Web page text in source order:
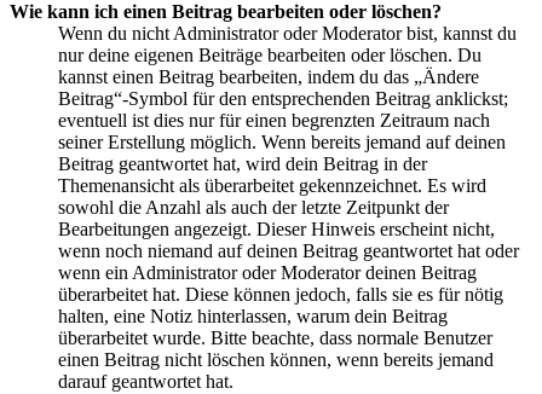
Wie kann ich einen Beitrag bearbeiten oder löschen?
Wenn du nicht Administrator oder Moderator bist, kannst du
nur deine eigenen Beiträge bearbeiten oder löschen. Du
kannst einen Beitrag bearbeiten, indem du das „Ändere
Beitrag“-Symbol für den entsprechenden Beitrag anklickst;
eventuell ist dies nur für einen begrenzten Zeitraum nach
seiner Erstellung möglich. Wenn bereits jemand auf deinen
Beitrag geantwortet hat, wird dein Beitrag in der
Themenansicht als überarbeitet gekennzeichnet. Es wird
sowohl die Anzahl als auch der letzte Zeitpunkt der
Bearbeitungen angezeigt. Dieser Hinweis erscheint nicht,
wenn noch niemand auf deinen Beitrag geantwortet hat oder
wenn ein Administrator oder Moderator deinen Beitrag
überarbeitet hat. Diese können jedoch, falls sie es für nötig
halten, eine Notiz hinterlassen, warum dein Beitrag
überarbeitet wurde. Bitte beachte, dass normale Benutzer
einen Beitrag nicht löschen können, wenn bereits jemand
darauf geantwortet hat.